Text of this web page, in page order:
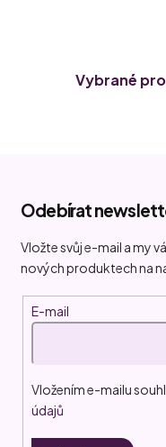
Vybrané
Odebírat
Vložte svůj e-mail a my
nových produktech na
E-mail
Vložením e-mailu
údajů